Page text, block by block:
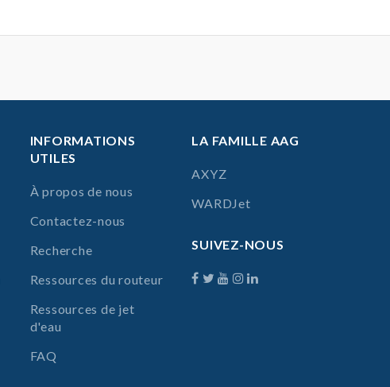
INFORMATIONS
UTILES
À propos de nous
Contactez-nous
Recherche
Ressources du routeur
Ressources de jet
d'eau
FAQ
LA FAMILLE AAG
AXYZ
WARDJet
SUIVEZ-NOUS